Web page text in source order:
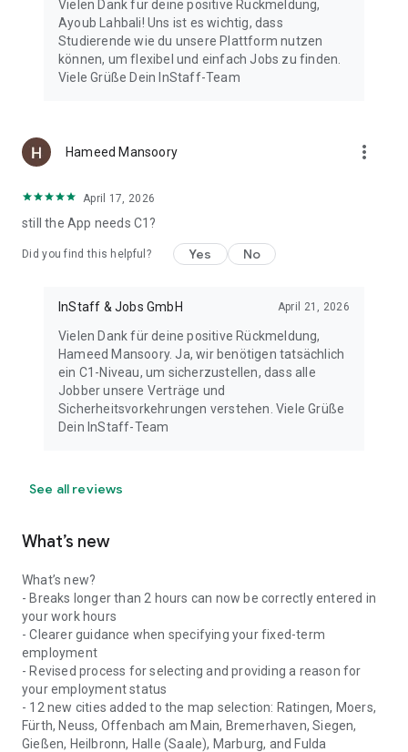
Vielen Dank für deine positive Rückmeldung,
Ayoub Lahbali! Uns ist es wichtig, dass
Studierende wie du unsere Plattform nutzen
können, um flexibel und einfach Jobs zu finden.
Viele Grüße Dein InStaff-Team
Hameed Mansoory more_vert
April 17, 2026
still the App needs C1?
Did you find this helpful? Yes No
InStaff & Jobs GmbH April 21, 2026
Vielen Dank für deine positive Rückmeldung,
Hameed Mansoory. Ja, wir benötigen tatsächlich
ein C1-Niveau, um sicherzustellen, dass alle
Jobber unsere Verträge und
Sicherheitsvorkehrungen verstehen. Viele Grüße
Dein InStaff-Team
See all reviews
What’s new
What’s new?
- Breaks longer than 2 hours can now be correctly entered in
your work hours
- Clearer guidance when specifying your fixed-term
employment
- Revised process for selecting and providing a reason for
your employment status
- 12 new cities added to the map selection: Ratingen, Moers,
Fürth, Neuss, Offenbach am Main, Bremerhaven, Siegen,
Gießen, Heilbronn, Halle (Saale), Marburg, and Fulda